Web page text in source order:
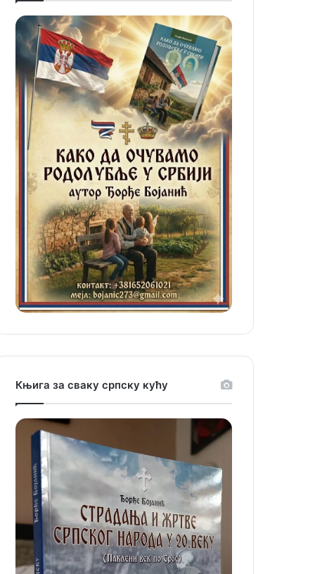
Књига за сваку српску кућу